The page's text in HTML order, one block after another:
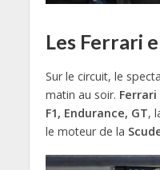
Les Ferrari
Sur le circuit, le
matin au soir. Ferrari
F1, Endurance, GT,
le moteur de la